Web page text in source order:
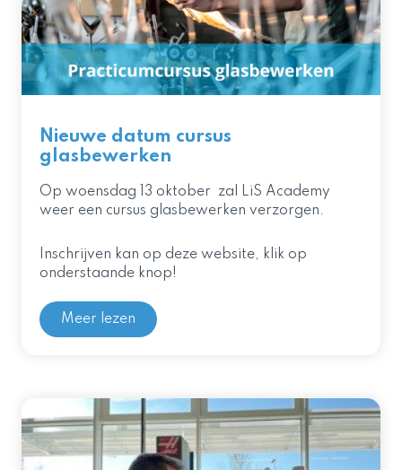
Nieuwe datum cursus
glasbewerken
Op woensdag 13 oktober zal LiS Academy
weer een cursus glasbewerken verzorgen.
Inschrijven kan op deze website, klik op
onderstaande knop!
Meer lezen